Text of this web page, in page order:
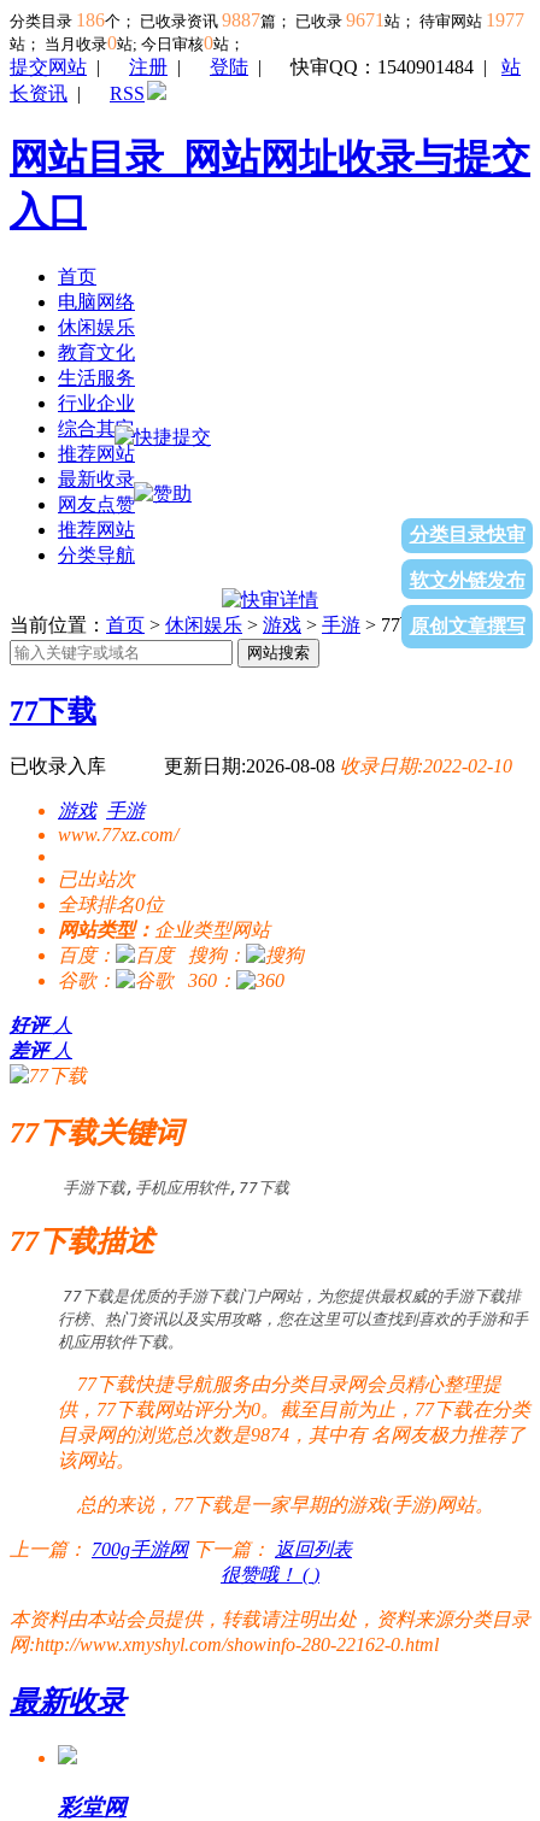
分类目录 186个； 已收录资讯 9887篇； 已收录 9671 站； 待审网站 1977
站； 当月收录0站; 今日审核0站；
提交网站 | 注册 | 登陆 |快审QQ：1540901484 | 站
长资讯 | RSS
网站目录_网站网址收录与提交
入口
首页
电脑网络
休闲娱乐
教育文化
生活服务
行业企业
综合其它
推荐网站
最新收录
网友点赞
推荐网站
分类导航
分类目录快审
软文外链发布
原创文章撰写
当前位置： 首页 > 休闲娱乐 > 游戏 > 手游 > 77下载
网站搜索
77下载
已收录入库 更新日期:2026-08-08 收录日期:2022-02-10
游戏 手游
www.77xz.com/
已出站次
全球排名0位
网站类型： 企业类型网站
百度：
搜狗：
谷歌：
360：
好评 人
差评 人
77下载关键词
手游下载,手机应用软件,77下载
77下载描述
77下载是优质的手游下载门户网站，为您提供最权威的手游下载排
行榜、热门资讯以及实用攻略，您在这里可以查找到喜欢的手游和手
机应用软件下载。
77下载快捷导航服务由分类目录网会员精心整理提
供，77下载网站评分为0。截至目前为止，77下载在分类
目录网的浏览总次数是9874，其中有名网友极力推荐了
该网站。
总的来说，77下载是一家早期的游戏(手游)网站。
上一篇： 700g手游网 下一篇：
返回列表
很赞哦！ ( )
本资料由本站会员提供，转载请注明出处，资料来源分类目录
网:http://www.xmyshyl.com/showinfo-280-22162-0.html
最新收录
彩堂网